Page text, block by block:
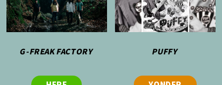
G-FREAK FACTORY PUFFY